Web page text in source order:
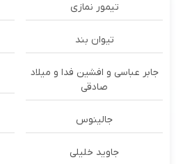
تیمور نمازی
تیوان بند
جابر عباسی و افشین فدا و میلاد
صادقی
جالینوس
جاوید خلیلی